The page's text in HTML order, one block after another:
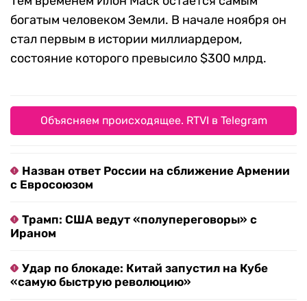
богатым человеком Земли. В начале ноября он
стал первым в истории миллиардером,
состояние которого превысило $300 млрд.
Объясняем происходящее. RTVI в Telegram
Назван ответ России на сближение Армении
с Евросоюзом
Трамп: США ведут «полупереговоры» с
Ираном
Удар по блокаде: Китай запустил на Кубе
«самую быструю революцию»